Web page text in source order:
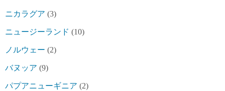
ニカラグア (3)
ニュージーランド (10)
ノルウェー (2)
バヌッア (9)
パプアニューギニア (2)